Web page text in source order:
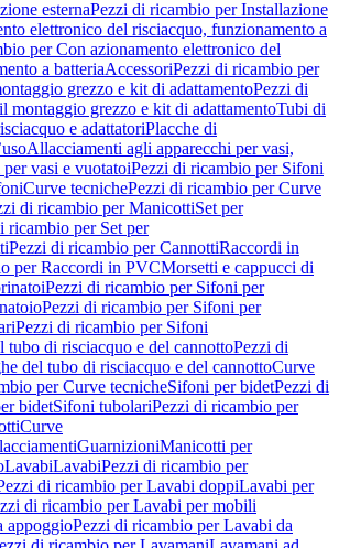
esternaPezzi di ricambio per Installazione
elettronico del risciacquo, funzionamento a
per Con azionamento elettronico del
a batteriaAccessoriPezzi di ricambio per
grezzo e kit di adattamentoPezzi di
montaggio grezzo e kit di adattamentoTubi di
e adattatoriPlacche di
Allacciamenti agli apparecchi per vasi,
vasi e vuotatoiPezzi di ricambio per Sifoni
Curve tecnichePezzi di ricambio per Curve
di ricambio per ManicottiSet per
ricambio per Set per
Pezzi di ricambio per CannottiRaccordi in
per Raccordi in PVCMorsetti e cappucci di
Pezzi di ricambio per Sifoni per
Pezzi di ricambio per Sifoni per
Pezzi di ricambio per Sifoni
tubo di risciacquo e del cannottoPezzi di
del tubo di risciacquo e del cannottoCurve
per Curve tecnicheSifoni per bidetPezzi di
bidetSifoni tubolariPezzi di ricambio per
Curve
GuarnizioniManicotti per
LavabiLavabiPezzi di ricambio per
di ricambio per Lavabi doppiLavabi per
di ricambio per Lavabi per mobili
appoggioPezzi di ricambio per Lavabi da